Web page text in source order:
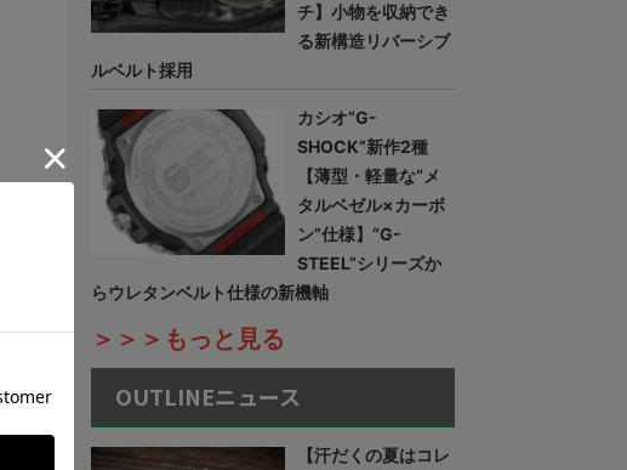
チ】小物を収納でき
る新構造リバーシブ
ルベルト採用
カシオ“G-
SHOCK”新作2種
【薄型・軽量な“メ
タルベゼル×カーボ
ン”仕様】“G-
STEEL”シリーズか
らウレタンベルト仕様の新機軸
＞＞＞もっと見る
OUTLINEニュース
【汗だくの夏はコレ